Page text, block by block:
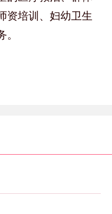
资培训、妇幼卫生